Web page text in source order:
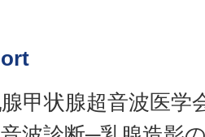
甲状腺超音波医